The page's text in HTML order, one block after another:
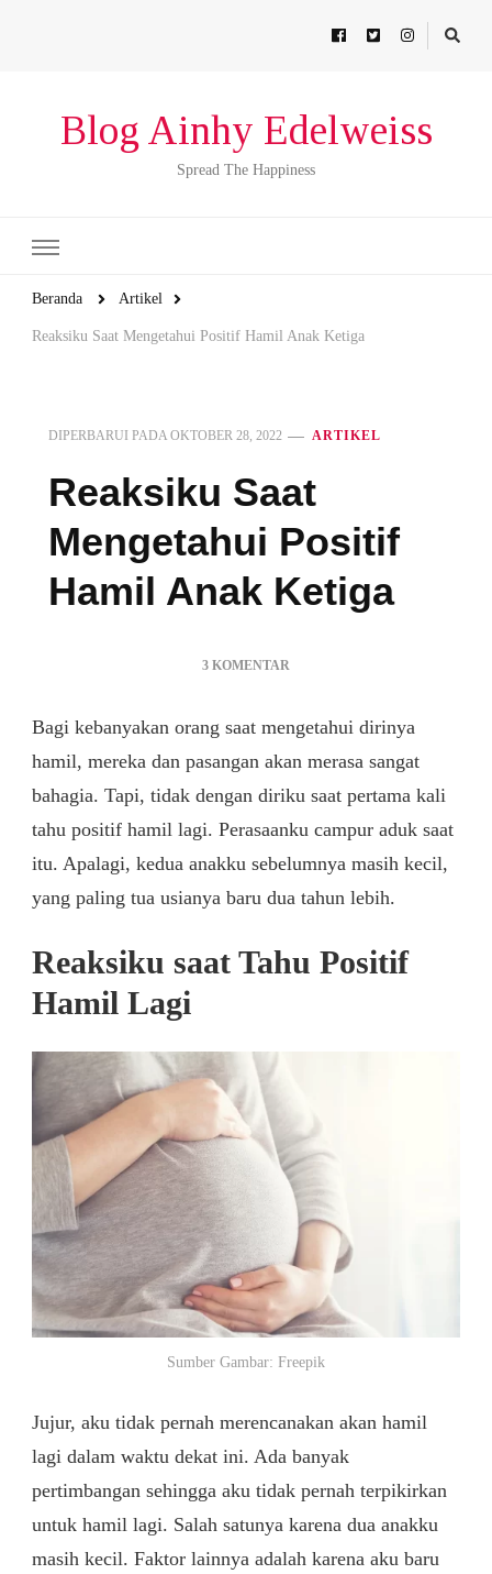
Blog Ainhy Edelweiss
Spread The Happiness
Beranda Artikel
Reaksiku Saat Mengetahui Positif Hamil Anak Ketiga
DIPERBARUI PADA OKTOBER 28, 2022 ARTIKEL
Reaksiku Saat
Mengetahui Positif
Hamil Anak Ketiga
3 KOMENTAR
MENGETAHUI
POSITIF
ANAK
KETIGA
Bagi kebanyakan orang saat mengetahui dirinya
hamil, mereka dan pasangan akan merasa sangat
bahagia. Tapi, tidak dengan diriku saat pertama kali
tahu positif hamil lagi. Perasaanku campur aduk saat
itu. Apalagi, kedua anakku sebelumnya masih kecil,
yang paling tua usianya baru dua tahun lebih.
Reaksiku saat Tahu Positif
Hamil Lagi
Sumber Gambar: Freepik
Jujur, aku tidak pernah merencanakan akan hamil
lagi dalam waktu dekat ini. Ada banyak
pertimbangan sehingga aku tidak pernah terpikirkan
untuk hamil lagi. Salah satunya karena dua anakku
masih kecil. Faktor lainnya adalah karena aku baru